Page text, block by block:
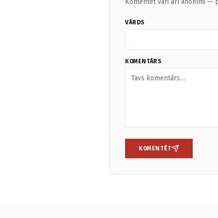
Komentēt vari arī anonīmi —
VĀRDS
KOMENTĀRS
KOMENTĒT